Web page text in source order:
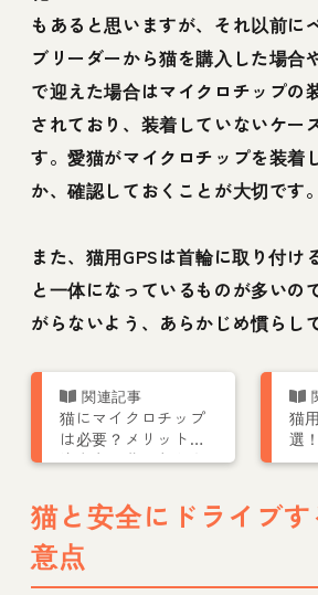
もあると思いますが、それ以前に
ブリーダーから猫を購入した場合
で迎えた場合はマイクロチップの
されており、装着していないケー
す。愛猫がマイクロチップを装着
か、確認しておくことが大切です。
また、猫用GPSは首輪に取り付け
と一体になっているものが多いの
がらないよう、あらかじめ慣らし
猫にマイクロチップ
は必要？メリットや
注意点、費用などを
猫
選
ス
プ
猫と安全にドライブ
意点